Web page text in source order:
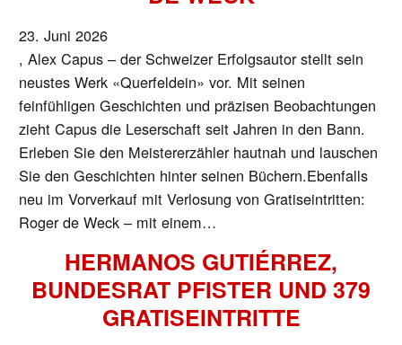
23. Juni 2026
, Alex Capus – der Schweizer Erfolgsautor stellt sein
neustes Werk «Querfeldein» vor. Mit seinen
feinfühligen Geschichten und präzisen Beobachtungen
zieht Capus die Leserschaft seit Jahren in den Bann.
Erleben Sie den Meistererzähler hautnah und lauschen
Sie den Geschichten hinter seinen Büchern.Ebenfalls
neu im Vorverkauf mit Verlosung von Gratiseintritten:
Roger de Weck – mit einem…
HERMANOS GUTIÉRREZ,
BUNDESRAT PFISTER UND 379
GRATISEINTRITTE